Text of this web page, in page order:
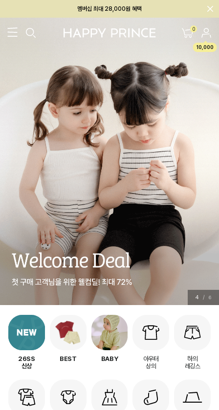
회원전용 아울렛, 가입하면 ~60% 할인!
0
10,000
4 / 6
26SS
신상
BEST BABY
아우터
상의
하의
레깅스